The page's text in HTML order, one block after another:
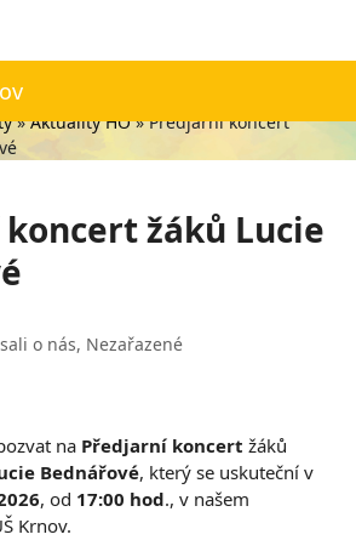
»Aktuality HO»Předjarní koncert
žáků Lucie
o nás, Nezařazené
na Předjarní koncert žáků
Bednářové, který se uskuteční v
, od 17:00 hod., v našem
Krnov.